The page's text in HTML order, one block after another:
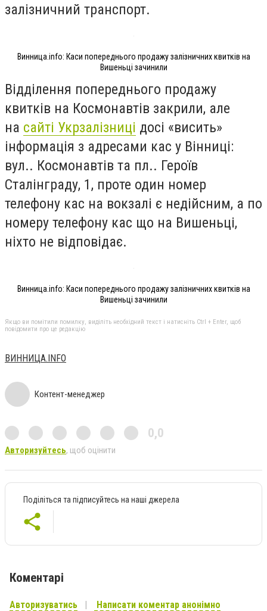
залізничний транспорт.
Винница.info: Каси попереднього продажу залізничних квитків на
Вишеньці зачинили
Відділення попереднього продажу
квитків на Космонавтів закрили, але
на сайті Укрзалізниці досі «висить»
інформація з адресами кас у Вінниці:
вул.. Космонавтів та пл.. Героїв
Сталінграду, 1, проте один номер
телефону кас на вокзалі є недійсним, а по
номеру телефону кас що на Вишеньці,
ніхто не відповідає.
Винница.info: Каси попереднього продажу залізничних квитків на
Вишеньці зачинили
Якщо ви помітили помилку, виділіть необхідний текст і натисніть Ctrl + Enter, щоб
повідомити про це редакцію
ВИННИЦА.INFO
Контент-менеджер
0,0
Авторизуйтесь, щоб оцінити
Поділіться та підписуйтесь на наші джерела
Коментарі
Авторизуватись Написати коментар анонімно